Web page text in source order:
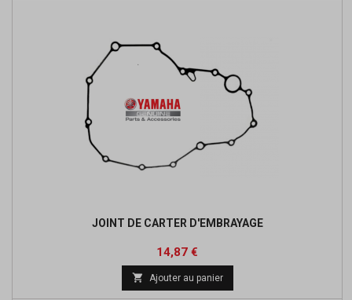
JOINT DE CARTER D'EMBRAYAGE
Prix
14,87 €
base
 Ajouter au panier